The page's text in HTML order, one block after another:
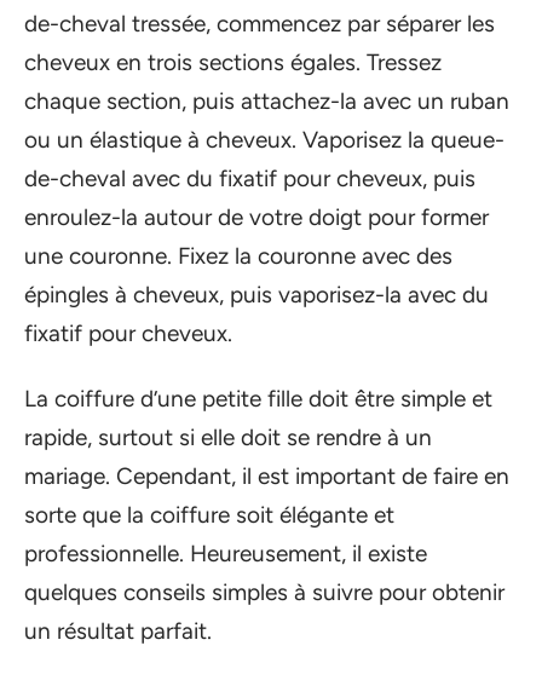
de-cheval tressée, commencez par séparer les
cheveux en trois sections égales. Tressez
chaque section, puis attachez-la avec un ruban
ou un élastique à cheveux. Vaporisez la queue-
de-cheval avec du fixatif pour cheveux, puis
enroulez-la autour de votre doigt pour former
une couronne. Fixez la couronne avec des
épingles à cheveux, puis vaporisez-la avec du
fixatif pour cheveux.
La coiffure d’une petite fille doit être simple et
rapide, surtout si elle doit se rendre à un
mariage. Cependant, il est important de faire en
sorte que la coiffure soit élégante et
professionnelle. Heureusement, il existe
quelques conseils simples à suivre pour obtenir
un résultat parfait.